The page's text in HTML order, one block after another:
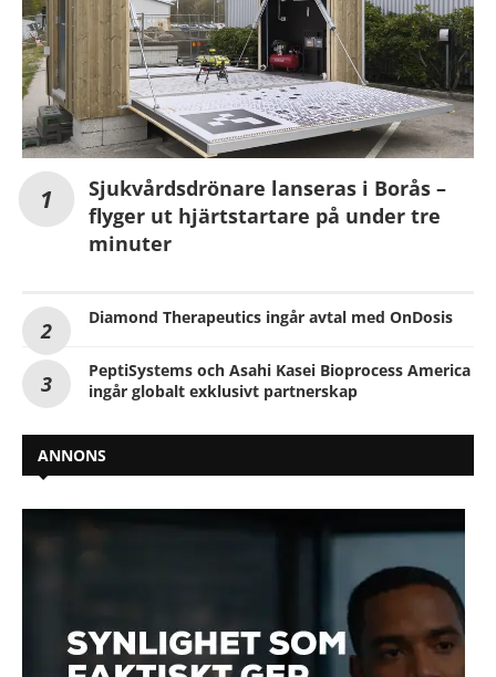
Sjukvårdsdrönare lanseras i Borås –
flyger ut hjärtstartare på under tre
minuter
Diamond Therapeutics ingår avtal med OnDosis
PeptiSystems och Asahi Kasei Bioprocess America
ingår globalt exklusivt partnerskap
ANNONS